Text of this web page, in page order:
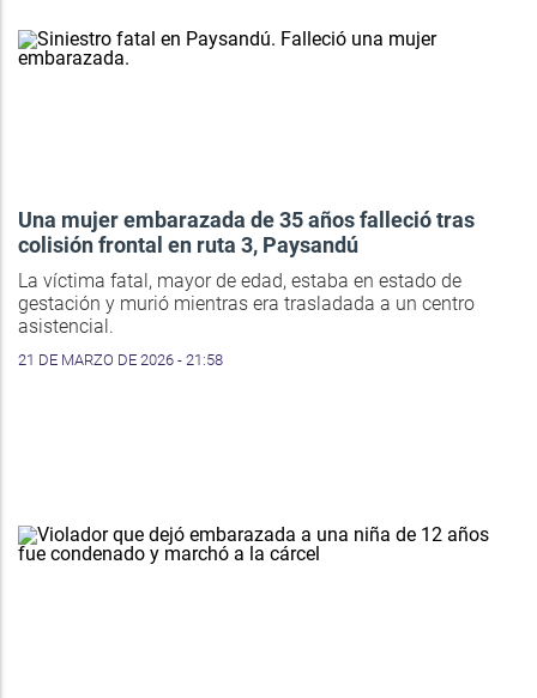
Una mujer embarazada de 35 años falleció tras
colisión frontal en ruta 3, Paysandú
La víctima fatal, mayor de edad, estaba en estado de
gestación y murió mientras era trasladada a un centro
asistencial.
21 DE MARZO DE 2026 - 21:58